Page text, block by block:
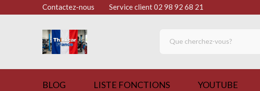
Contactez-nous Service client ㅤㅤㅤ02 98 92 68 21
BLOG LISTE FONCTIONS YOUTUBE